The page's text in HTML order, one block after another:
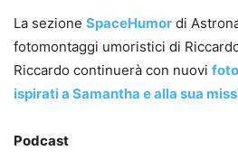
La sezione SpaceHumor di
fotomontaggi umoristici di
Riccardo continuerà con nuovi
ispirati a Samantha e alla sua
Podcast